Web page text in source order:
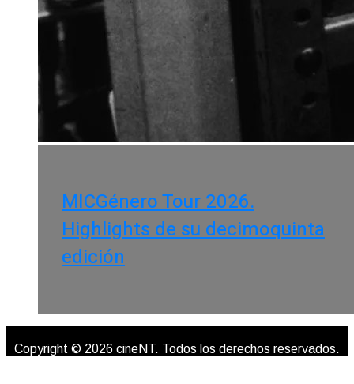
MICGénero Tour 2026.
Highlights de su decimoquinta
edición
Copyright © 2026 cineNT. Todos los derechos reservados.